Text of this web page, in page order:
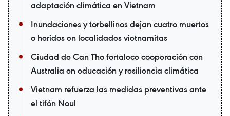
adaptación climática en Vietnam
Inundaciones y torbellinos dejan cuatro muertos
o heridos en localidades vietnamitas
Ciudad de Can Tho fortalece cooperación con
Australia en educación y resiliencia climática
Vietnam refuerza las medidas preventivas ante
el tifón Noul